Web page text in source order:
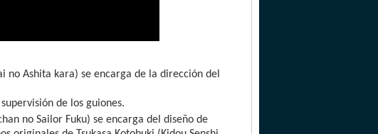
no Ashita kara) se encarga de la dirección del
de los guiones.
no Sailor Fuku) se encarga del diseño de